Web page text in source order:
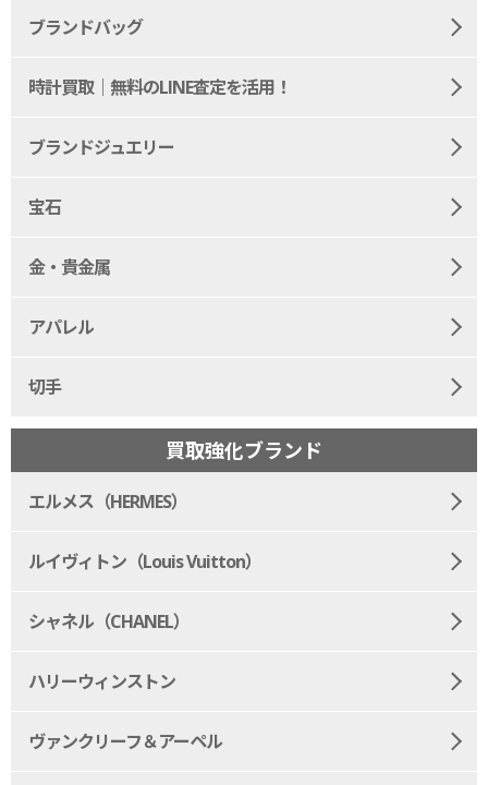
ブランドバッグ
時計買取｜無料のLINE査定を活用！
ブランドジュエリー
宝石
金・貴金属
アパレル
切手
買取強化ブランド
エルメス（HERMES）
ルイヴィトン（Louis Vuitton）
シャネル（CHANEL）
ハリーウィンストン
ヴァンクリーフ＆アーペル